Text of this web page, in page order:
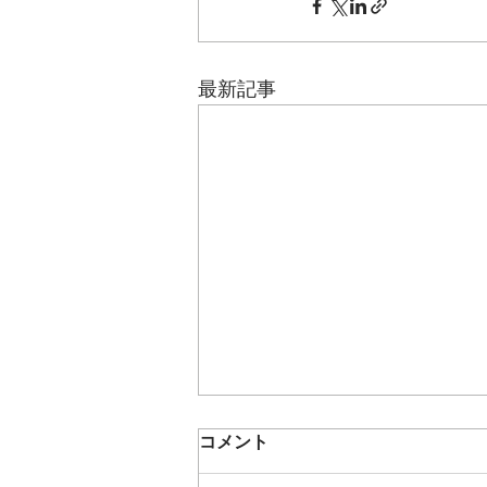
最新記事
うめもも🍑夏の遠足～内川ス
コメント